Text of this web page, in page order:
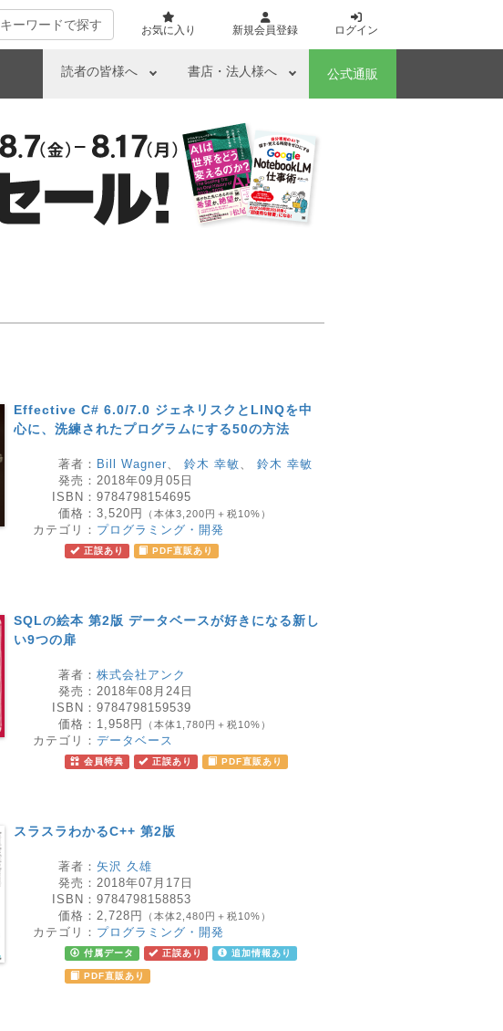
キーワードで探す お気に入り 新規会員登録 ログイン
読者の皆様へ 書店・法人様へ 公式通販
Effective C# 6.0/7.0 ジェネリスクとLINQを中
心に、洗練されたプログラムにする50の方法
著者： Bill Wagner、 鈴木 幸敏、 鈴木 幸敏
発売： 2018年09月05日
ISBN： 9784798154695
価格： 3,520円 （本体3,200円＋税10%）
カテゴリ： プログラミング・開発
正誤あり PDF直販あり
SQLの絵本 第2版 データベースが好きになる新し
い9つの扉
著者： 株式会社アンク
発売： 2018年08月24日
ISBN： 9784798159539
価格： 1,958円 （本体1,780円＋税10%）
カテゴリ： データベース
会員特典 正誤あり PDF直販あり
スラスラわかるC++ 第2版
著者： 矢沢 久雄
発売： 2018年07月17日
ISBN： 9784798158853
価格： 2,728円 （本体2,480円＋税10%）
カテゴリ： プログラミング・開発
付属データ 正誤あり 追加情報あり
PDF直販あり